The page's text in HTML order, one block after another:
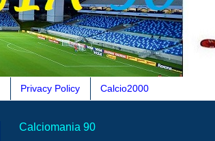
Privacy Policy Calcio2000
Calciomania 90